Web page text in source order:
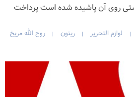
| لوازم التحریر | ریتون | روح الله مریخ